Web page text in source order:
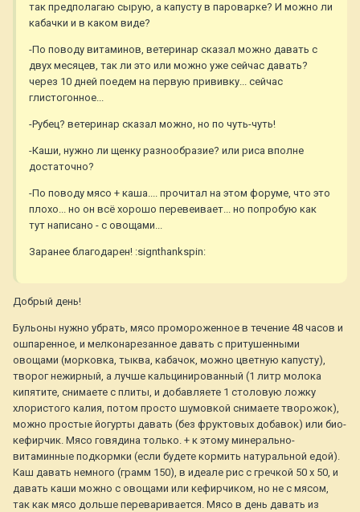
так предполагаю сырую, а капусту в пароварке? И можно ли
кабачки и в каком виде?
-По поводу витаминов, ветеринар сказал можно давать с
двух месяцев, так ли это или можно уже сейчас давать?
через 10 дней поедем на первую прививку... сейчас
глистогонное...
-Рубец? ветеринар сказал можно, но по чуть-чуть!
-Каши, нужно ли щенку разнообразие? или риса вполне
достаточно?
-По поводу мясо + каша.... прочитал на этом форуме, что это
плохо... но он всё хорошо перевеивает... но попробую как
тут написано - с овощами...
Заранее благодарен! :signthankspin:
Добрый день!
Бульоны нужно убрать, мясо промороженное в течение 48 часов и
ошпаренное, и мелконарезанное давать с притушенными
овощами (морковка, тыква, кабачок, можно цветную капусту),
творог нежирный, а лучше кальцинированный (1 литр молока
кипятите, снимаете с плиты, и добавляете 1 столовую ложку
хлористого калия, потом просто шумовкой снимаете творожок),
можно простые йогурты давать (без фруктовых добавок) или био-
кефирчик. Мясо говядина только. + к этому минерально-
витаминные подкормки (если будете кормить натуральной едой).
Каш давать немного (грамм 150), в идеале рис с гречкой 50 х 50, и
давать каши можно с овощами или кефирчиком, но не с мясом,
так как мясо дольше переваривается. Мясо в день давать из